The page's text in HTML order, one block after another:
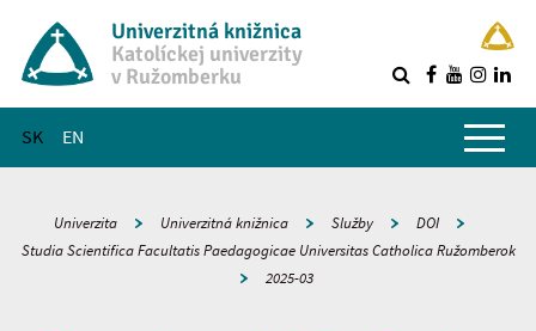
Univerzitná knižnica
Katolíckej univerzity
v Ružomberku
SK EN
Hlavné menu
Univerzita Univerzitná knižnica Služby
DOI
Studia Scientifica Facultatis Paedagogicae Universitas Catholica Ružomberok
2025-03